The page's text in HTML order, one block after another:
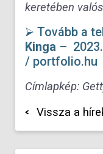
keretében
⮚ Tovább a
Kinga –
/ portfolio.hu
Címlapkép:
Vissza a